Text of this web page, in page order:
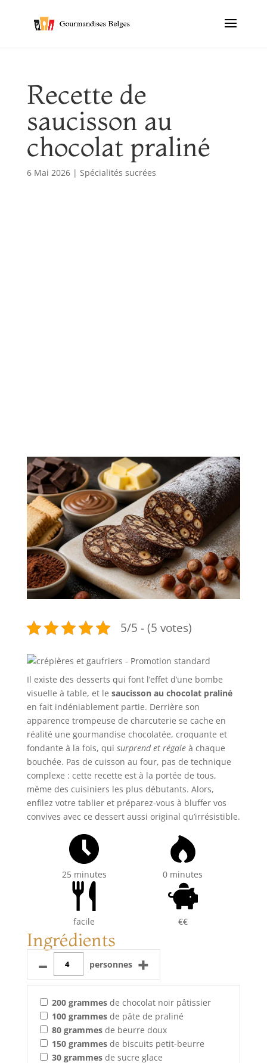
Recette de
saucisson au
chocolat praliné
6 Mai 2026| Spécialités sucrées
5/5 - (5 votes)
Il existe des desserts qui font l’effet d’une bombe
visuelle à table, et le saucisson au chocolat praliné
en fait indéniablement partie. Derrière son
apparence trompeuse de charcuterie se cache en
réalité une gourmandise chocolatée, croquante et
fondante à la fois, qui surprend et régaleà chaque
bouchée. Pas de cuisson au four, pas de technique
complexe : cette recette est à la portée de tous,
même des cuisiniers les plus débutants. Alors,
enfilez votre tablier et préparez-vous à bluffer vos
convives avec ce dessert aussi original qu’irrésistible.
25 minutes 0 minutes
facile €€
Ingrédients
– personnes +
200 grammesde chocolat noir pâtissier
100 grammesde pâte de praliné
80 grammesde beurre doux
150 grammesde biscuits petit-beurre
30 grammesde sucre glace